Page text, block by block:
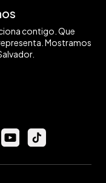
contigo. Que
Mostramos